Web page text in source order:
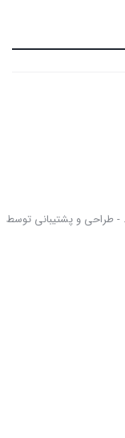
طراحی و پشتیبانی توسط